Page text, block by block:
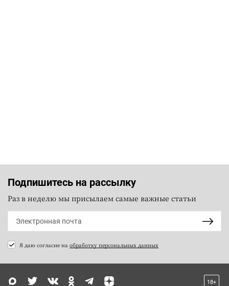
Подпишитесь на рассылку
Раз в неделю мы присылаем самые важные статьи
Я даю согласие на обработку персональных данных
18+